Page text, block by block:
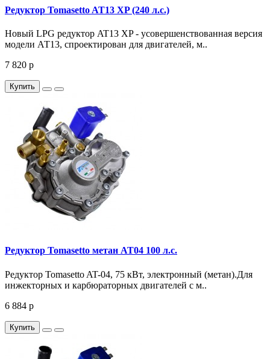
Редуктор Tomasetto AT13 XP (240 л.с.)
Новый LPG редуктор AT13 XP - усовершенствованная версия
модели АТ13, спроектирован для двигателей, м..
7 820 р
Купить
Редуктор Tomasetto метан AT04 100 л.с.
Редуктор Tomasetto AT-04, 75 кВт, электронный (метан).Для
инжекторных и карбюраторных двигателей с м..
6 884 р
Купить